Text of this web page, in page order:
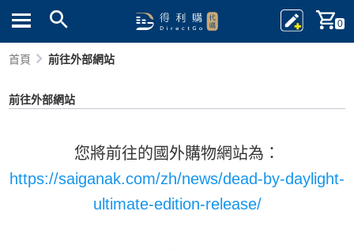
0
首頁 前往外部網站
前往外部網站
您將前往的國外購物網站為：
https://saiganak.com/zh/news/dead-by-daylight-
ultimate-edition-release/